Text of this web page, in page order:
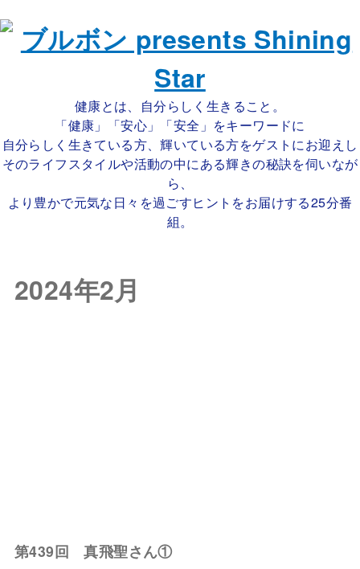
健康とは、自分らしく生きること。
「健康」「安心」「安全」をキーワードに
自分らしく生きている方、輝いている方をゲストにお迎えし
そのライフスタイルや活動の中にある輝きの秘訣を伺いなが
ら、
より豊かで元気な日々を過ごすヒントをお届けする25分番
組。
2024年2月
第439回 真飛聖さん①